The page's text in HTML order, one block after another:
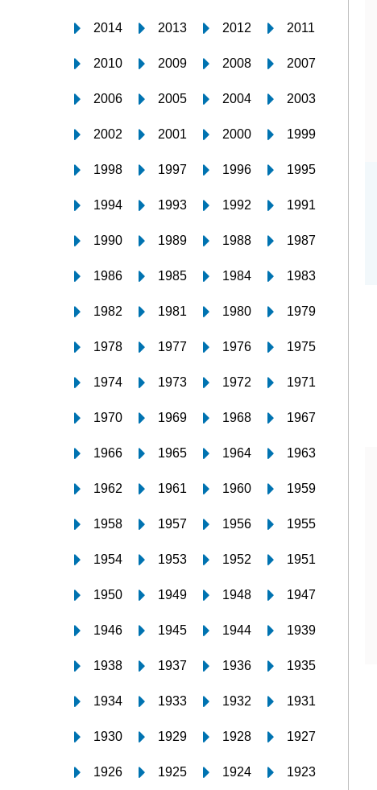
2014 2013 2012 2011
2010 2009 2008 2007
2006 2005 2004 2003
2002 2001 2000 1999
1998 1997 1996 1995
1994 1993 1992 1991
1990 1989 1988 1987
1986 1985 1984 1983
1982 1981 1980 1979
1978 1977 1976 1975
1974 1973 1972 1971
1970 1969 1968 1967
1966 1965 1964 1963
1962 1961 1960 1959
1958 1957 1956 1955
1954 1953 1952 1951
1950 1949 1948 1947
1946 1945 1944 1939
1938 1937 1936 1935
1934 1933 1932 1931
1930 1929 1928 1927
1926 1925 1924 1923